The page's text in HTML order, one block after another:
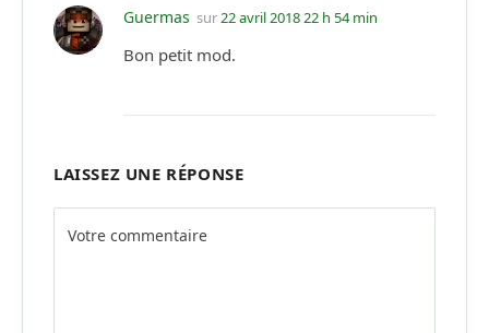
Guermas sur 22 avril 2018 22 h 54 min
Bon petit mod.
LAISSEZ UNE RÉPONSE